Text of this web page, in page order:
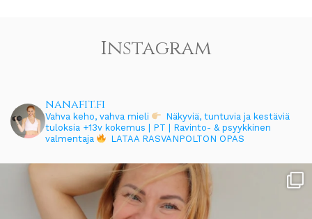
Instagram
nanafit.fi
Vahva keho, vahva mieli
Näkyviä, tuntuvia ja kestäviä
tuloksia +13v kokemus | PT | Ravinto- & psyykkinen
valmentaja
LATAA RASVANPOLTON OPAS